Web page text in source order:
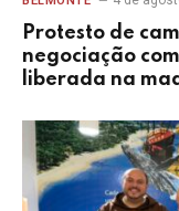
Protesto de
negociação com
liberada na